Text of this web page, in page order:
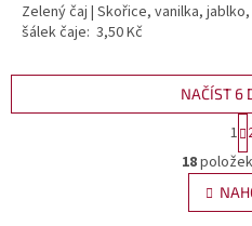
Zelený čaj | Skořice, vanilka,
šálek čaje: 3,50 Kč
O
v
l
á
NAČÍST 6
S
t
r
á
n
k
1
18